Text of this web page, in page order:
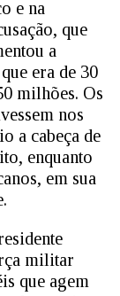
e na
que
a
era de 30
milhões. Os
nos
a cabeça de
enquanto
em sua
militar
que agem